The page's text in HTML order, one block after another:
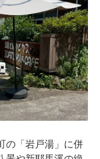
の「岩戸湯」に併